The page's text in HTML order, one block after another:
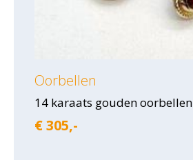
Oorbellen
14 karaats gouden oorbellen
€ 305,-